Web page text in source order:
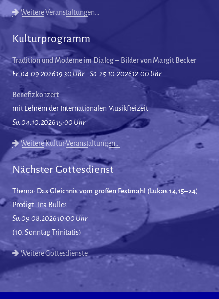
Weitere Veranstaltungen…
Kulturprogramm
Tradition und Moderne im Dialog – Bilder von Margit Becker
Fr. 04.09.2026 19:30 Uhr – So. 25.10.2026 12:00 Uhr
Benefizkonzert
mit Lehrern der Internationalen Musikfreizeit
So. 04.10.2026 15:00 Uhr
Weitere Kultur-Veranstaltungen…
Nächster Gottesdienst
Thema: Das Gleichnis vom großen Festmahl (Lukas 14,15–24)
Predigt: Ina Bülles
So. 09.08.2026 10:00 Uhr
(10. Sonntag Trinitatis)
Weitere Gottesdienste